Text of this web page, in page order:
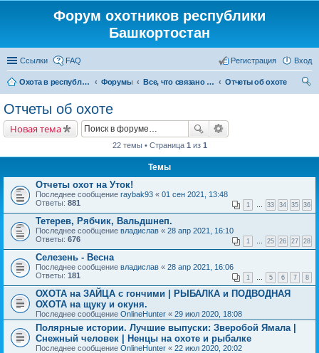
Форум охотников республики
Башкортостан
Ссылки FAQ Вход
Регистрация
Охота в республике Башкортостан Форумы Все, что связано с охотой
Отчеты об охоте
Отчеты об охоте
Новая тема
22 темы • Страница 1 из 1
Темы
Отчеты охот на Уток!
Последнее сообщение raybak93 « 01 сен 2021, 13:48
Ответы: 881 1 … 33 34 35 36
Тетерев, Рябчик, Вальдшнеп.
Последнее сообщение владислав « 28 апр 2021, 16:10
Ответы: 676 1 … 25 26 27 28
Селезень - Весна
Последнее сообщение владислав « 28 апр 2021, 16:06
Ответы: 181 1 … 5 6 7 8
ОХОТА на ЗАЙЦА с гончими | РЫБАЛКА и ПОДВОДНАЯ
ОХОТА на щуку и окуня.
Последнее сообщение OnlineHunter « 29 июл 2020, 18:08
Полярные истории. Лучшие выпуски: Зверобой Ямала |
Снежный человек | Ненцы на охоте и рыбалке
Последнее сообщение OnlineHunter « 22 июл 2020, 20:02